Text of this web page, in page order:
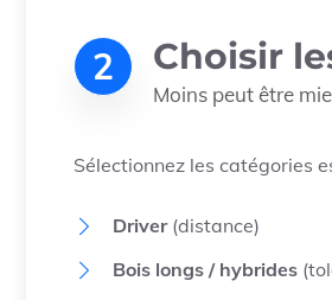
2 Choisir
Moins peut être
Sélectionnez les catégories
Driver(distance)
Bois longs / hybrides